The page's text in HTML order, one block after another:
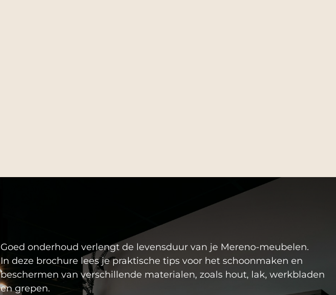
Goed onderhoud verlengt de levensduur van je Mereno-meubelen.
In deze brochure lees je praktische tips voor het schoonmaken en
beschermen van verschillende materialen, zoals hout, lak, werkbladen
en grepen.